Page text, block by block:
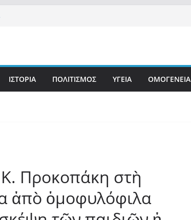
σε πανικό, πατριωτικό τσουνάμι
ΙΣΤΟΡΙΑ ΠΟΛΙΤΙΣΜΟΣ ΥΓΕΙΑ ΟΜΟΓΕΝΕΙΑ
Κ. Προκοπάκη στὴ
ἀπὸ ὁμοφυλόφιλα